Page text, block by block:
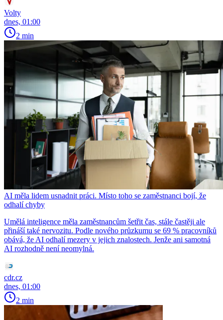
Volty
dnes, 01:00
2 min
AI měla lidem usnadnit práci. Místo toho se zaměstnanci bojí, že
odhalí chyby
Umělá inteligence měla zaměstnancům šetřit čas, stále častěji ale
přináší také nervozitu. Podle nového průzkumu se 69 % pracovníků
obává, že AI odhalí mezery v jejich znalostech. Jenže ani samotná
AI rozhodně není neomylná.
cdr.cz
dnes, 01:00
2 min